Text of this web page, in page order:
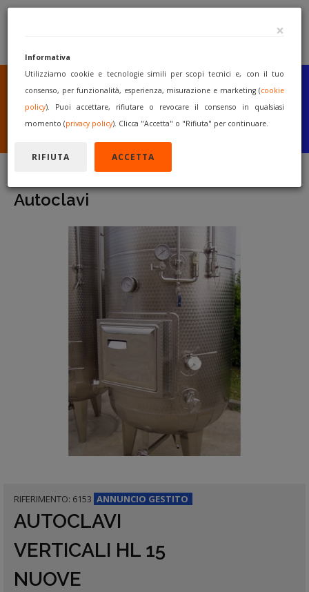
SEI UN COSTRUTTORE
O UN RIVENDITORE?
PUBBLICA GRATUITAMENTE
I TUOI MACCHINARI
INIZIA A VENDERE
Autoclavi
RIFERIMENTO: 6153 ANNUNCIO GESTITO
AUTOCLAVI
VERTICALI HL 15
NUOVE
×
Informativa
Utilizziamo cookie e tecnologie simili per scopi tecnici e, con il tuo
consenso, per funzionalità, esperienza, misurazione e marketing (cookie
policy). Puoi accettare, rifiutare o revocare il consenso in qualsiasi
momento (privacy policy). Clicca "Accetta" o "Rifiuta" per continuare.
RIFIUTA ACCETTA